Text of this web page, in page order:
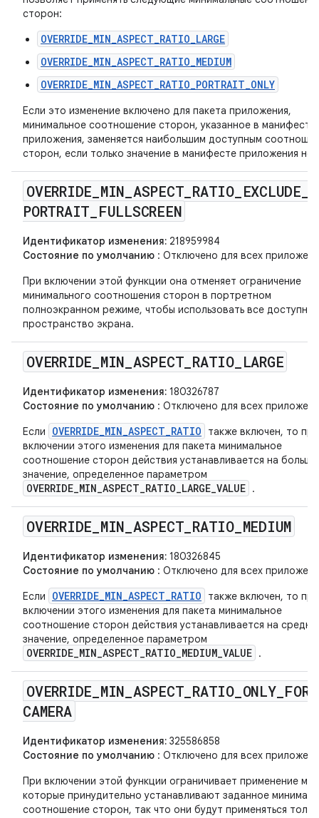
сторон:
OVERRIDE_MIN_ASPECT_RATIO_LARGE
OVERRIDE_MIN_ASPECT_RATIO_MEDIUM
OVERRIDE_MIN_ASPECT_RATIO_PORTRAIT_ONLY
Если это изменение включено для пакета приложения,
минимальное соотношение сторон, указанное в манифесте
приложения, заменяется наибольшим доступным
сторон, если только значение в манифесте приложения не
OVERRIDE MIN ASPECT RATIO_ EXCLUDE
PORTRAIT FULLSCREEN
Идентификатор изменения: 218959984
Состояние по умолчанию : Отключено для всех
При включении этой функции она отменяет ограничение
минимального соотношения сторон в портретном
полноэкранном режиме, чтобы использовать все доступное
пространство экрана.
OVERRIDE MIN ASPECT RATIO_ LARGE
Идентификатор изменения: 180326787
Состояние по умолчанию : Отключено для всех
Если
OVERRIDE_MIN_ASPECT_RATIO
также включен, то при
включении этого изменения для пакета минимальное
соотношение сторон действия устанавливается на
значение, определенное параметром
OVERRIDE_MIN_ASPECT_RATIO_LARGE_VALUE .
OVERRIDE MIN ASPECT RATIO_ MEDIUM
Идентификатор изменения: 180326845
Состояние по умолчанию : Отключено для всех
Если
OVERRIDE_MIN_ASPECT_RATIO
также включен, то при
включении этого изменения для пакета минимальное
соотношение сторон действия устанавливается на
значение, определенное параметром
OVERRIDE_MIN_ASPECT_RATIO_MEDIUM_VALUE .
OVERRIDE MIN ASPECT RATIO_ ONLY_ FOR
CAMERA
Идентификатор изменения: 325586858
Состояние по умолчанию : Отключено для всех
При включении этой функции ограничивает применение
которые принудительно устанавливают заданное
соотношение сторон, так что они будут применяться